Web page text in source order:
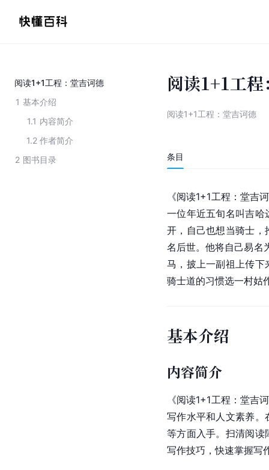
阅读1+1工程：堂吉诃德
1 基本介绍
1.1 内容简介
1.2 作者简介
2 图书目录
阅读1+1工
阅读1+1工程：堂吉诃德
条目
《阅读1+1工程：堂吉
一位年近五旬名叫吉哈
开，自己也想当骑士，
名后世。他将自己易名
马，披上一副祖上传下
骑士道的习惯选一村姑
基本介绍
内容简介
《阅读1+1工程：堂吉
写作水平和人文素养。
等方面入手。扫清阅读
写作技巧，快速掌握写